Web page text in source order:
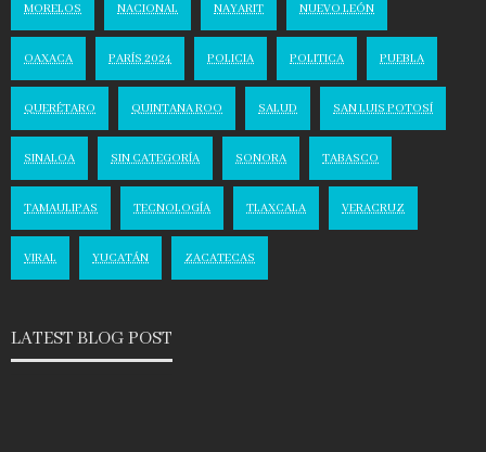
MORELOS NACIONAL NAYARIT NUEVO LEÓN
OAXACA PARÍS 2024 POLICIA POLITICA PUEBLA
QUERÉTARO QUINTANA ROO SALUD SAN LUIS POTOSÍ
SINALOA SIN CATEGORÍA SONORA TABASCO
TAMAULIPAS TECNOLOGÍA TLAXCALA VERACRUZ
VIRAL YUCATÁN ZACATECAS
LATEST BLOG POST